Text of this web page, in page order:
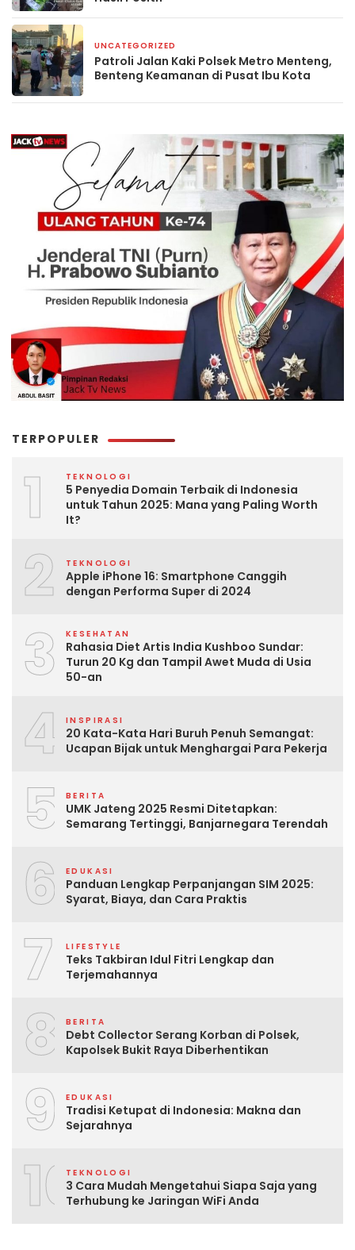
UNCATEGORIZED
Patroli Jalan Kaki Polsek Metro Menteng,
Benteng Keamanan di Pusat Ibu Kota
TERPOPULER
1 TEKNOLOGI
5 Penyedia Domain Terbaik di Indonesia
untuk Tahun 2025: Mana yang Paling Worth
It?
2 TEKNOLOGI
Apple iPhone 16: Smartphone Canggih
dengan Performa Super di 2024
3 KESEHATAN
Rahasia Diet Artis India Kushboo Sundar:
Turun 20 Kg dan Tampil Awet Muda di Usia
50-an
4 INSPIRASI
20 Kata-Kata Hari Buruh Penuh Semangat:
Ucapan Bijak untuk Menghargai Para Pekerja
5 BERITA
UMK Jateng 2025 Resmi Ditetapkan:
Semarang Tertinggi, Banjarnegara Terendah
6 EDUKASI
Panduan Lengkap Perpanjangan SIM 2025:
Syarat, Biaya, dan Cara Praktis
7 LIFESTYLE
Teks Takbiran Idul Fitri Lengkap dan
Terjemahannya
8 BERITA
Debt Collector Serang Korban di Polsek,
Kapolsek Bukit Raya Diberhentikan
9 EDUKASI
Tradisi Ketupat di Indonesia: Makna dan
Sejarahnya
10TEKNOLOGI
3 Cara Mudah Mengetahui Siapa Saja yang
Terhubung ke Jaringan WiFi Anda